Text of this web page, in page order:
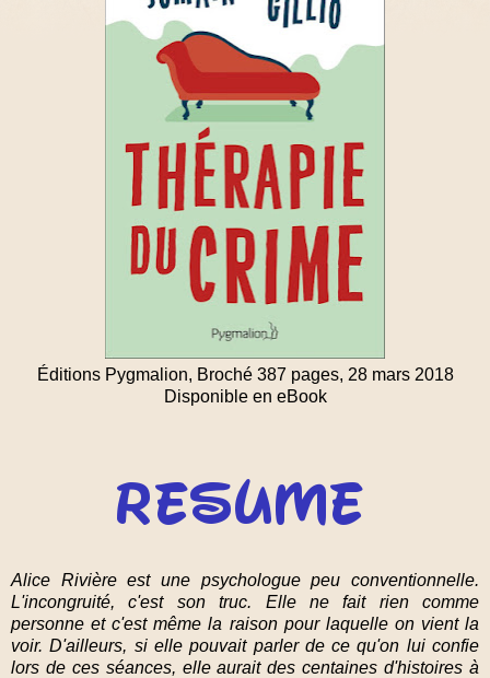
Éditions Pygmalion, Broché 387 pages, 28 mars 2018
Disponible en eBook
Alice Rivière est une psychologue peu conventionnelle.
L'incongruité, c'est son truc. Elle ne fait rien comme
personne et c'est même la raison pour laquelle on vient la
voir. D'ailleurs, si elle pouvait parler de ce qu'on lui confie
lors de ces séances, elle aurait des centaines d'histoires à